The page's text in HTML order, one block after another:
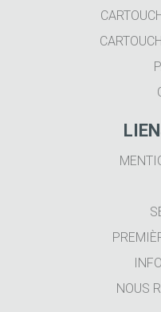
NOUS